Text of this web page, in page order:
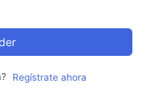
Regístrate ahora